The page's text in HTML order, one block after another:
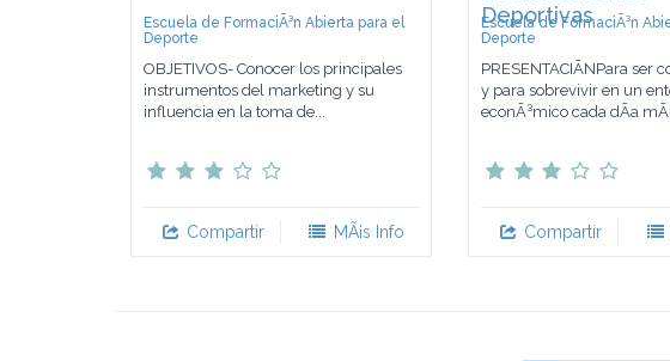
Escuela de FormaciÃ³n Abierta para el
Deporte
OBJETIVOS- Conocer los principales
instrumentos del marketing y su
influencia en la toma de...
Compartir MÃ¡s Info
Deportivas
Escuela de FormaciÃ³n
Deporte
PRESENTACIÃNPara ser
y para sobrevivir en un
econÃ³mico cada dÃ­a
Compartir